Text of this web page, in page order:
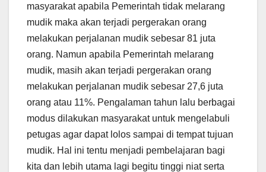
masyarakat apabila Pemerintah tidak melarang
mudik maka akan terjadi pergerakan orang
melakukan perjalanan mudik sebesar 81 juta
orang. Namun apabila Pemerintah melarang
mudik, masih akan terjadi pergerakan orang
melakukan perjalanan mudik sebesar 27,6 juta
orang atau 11%. Pengalaman tahun lalu berbagai
modus dilakukan masyarakat untuk mengelabuli
petugas agar dapat lolos sampai di tempat tujuan
mudik. Hal ini tentu menjadi pembelajaran bagi
kita dan lebih utama lagi begitu tinggi niat serta